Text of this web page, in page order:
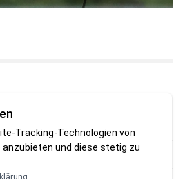
Reserve
mit 2:0
beim Delmenhorster TB
Tracking-Technologien von
anzubieten und diese stetig zu